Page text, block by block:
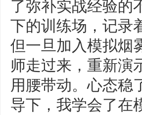
了弥补实战经验的
下的训练场，记录
但一旦加入模拟烟
师走过来，重新演
用腰带动。心态稳
导下，我学会了在